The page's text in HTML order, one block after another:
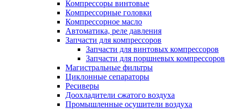
Компрессоры винтовые
Компрессорные головки
Компрессорное масло
Автоматика, реле давления
Запчасти для компрессоров
Запчасти для винтовых компрессоров
Запчасти для поршневых компрессоров
Магистральные фильтры
Циклонные сепараторы
Ресиверы
Доохладители сжатого воздуха
Промышленные осушители воздуха